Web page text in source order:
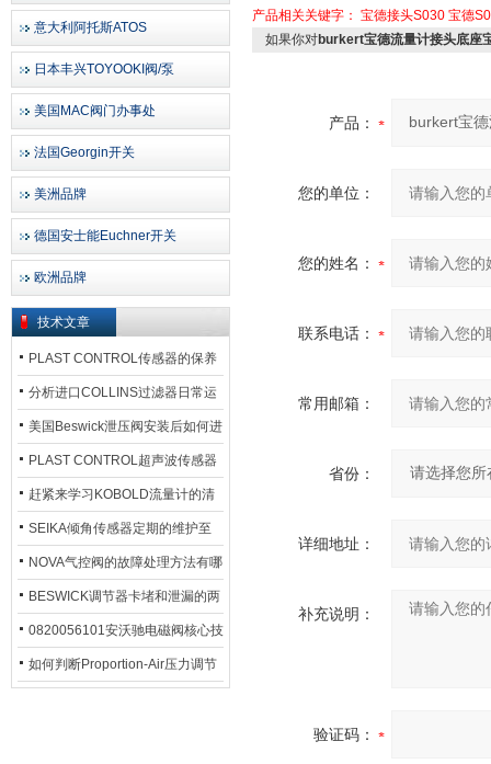
意大利阿托斯ATOS
日本丰兴TOYOOKI阀/泵
美国MAC阀门办事处
法国Georgin开关
美洲品牌
德国安士能Euchner开关
欧洲品牌
技术文章
PLAST CONTROL传感器的保养
方法
分析进口COLLINS过滤器日常运
行排污步骤
美国Beswick泄压阀安装后如何进
行调试?
PLAST CONTROL超声波传感器
工作原理了解吗？
赶紧来学习KOBOLD流量计的清
洗流程吧
SEIKA倾角传感器定期的维护至
关重要
NOVA气控阀的故障处理方法有哪
些？
BESWICK调节器卡堵和泄漏的两
大问题解决措施
0820056101安沃驰电磁阀核心技
术参数
如何判断Proportion-Air压力调节
产品相关关键字： 宝德接头S030 宝德
如果你对burkert宝德流量计接头底座
产品：
您的单位：
您的姓名：
联系电话：
常用邮箱：
省份：
详细地址：
补充说明：
验证码：